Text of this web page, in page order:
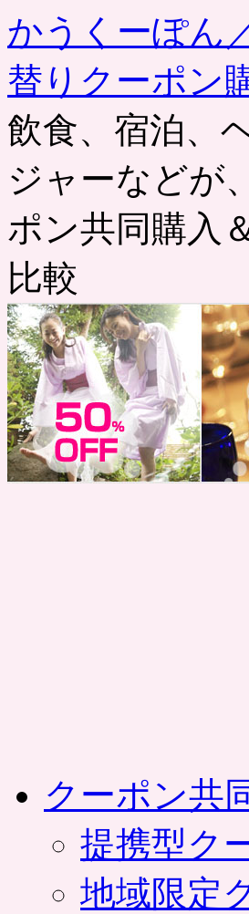
かうくーぽん
替りクーポン
飲食、宿泊、
ジャーなどが
ポン共同購入
比較
クーポン共
提携型ク
地域限定